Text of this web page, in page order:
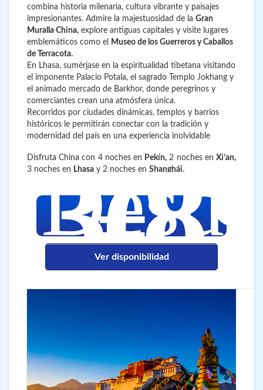
combina historia milenaria, cultura vibrante y paisajes
impresionantes. Admire la majestuosidad de la Gran
Muralla China, explore antiguas capitales y visite lugares
emblemáticos como el
Museo de los Guerreros y Caballos
de Terracota.
En Lhasa, sumérjase en la espiritualidad tibetana visitando
el imponente Palacio Potala, el sagrado Templo Jokhang y
el animado mercado de Barkhor, donde peregrinos y
comerciantes crean una atmósfera única.
Recorridos por ciudades dinámicas, templos y barrios
históricos le permitirán conectar con la tradición y
modernidad del país en una experiencia inolvidable
Disfruta China con 4 noches en Pekín, 2 noches enXi’an,
3 noches en Lhasa y 2 noches en Shanghái.
Desde
€
Ver disponibilidad